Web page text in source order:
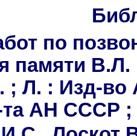
по
памяти
; Л. : Изд-во
АН СССР ;